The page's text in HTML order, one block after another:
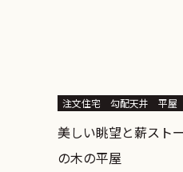
注文住宅 勾配天井 平屋
美しい眺望と薪スト
の木の平屋